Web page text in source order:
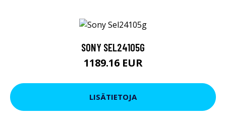
SONY SEL24105G
1189.16 EUR
LISÄTIETOJA